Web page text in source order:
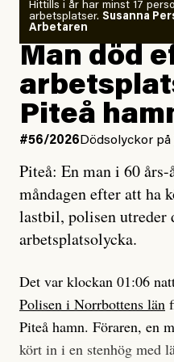
Vem är det som Dagens
Vad betyder det att vara
tidning?
Vad är bra journalistik?
Ett försök till korta svar
för Kuhn och Sassarinis-
som chefredaktör ser på
roll.
Vi skriver för våra läsare
överraskade, bekräftade,
att vi granskar allt och
så säger jag tvärtemot.
Jag lärde mig renovera
enligt uråldrig metod
och lade min sista
på att laga en gammal
Jag sökte ljuset och
efter det som var rent,
och aldrig såg jag det
när jag ombord på bussen
#23/
är
Hittills i år har minst 17
arbetsplatser. Susanna
Arbetaren
Man död
Piteå
#56/2026 Dödsolyckor
Piteå: En man i 60
måndagen efter att ha
lastbil, polisen utreder
arbetsplatsolycka.
Det var klockan 01:06
Polisen i Norrbottens län
Piteå hamn. Föraren, en
kört in i en stenhög med